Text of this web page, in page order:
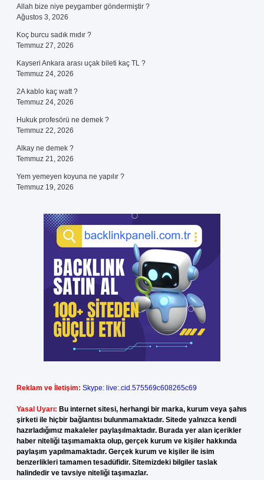
Allah bize niye peygamber göndermiştir ?
Ağustos 3, 2026
Koç burcu sadık mıdır ?
Temmuz 27, 2026
Kayseri Ankara arası uçak bileti kaç TL ?
Temmuz 24, 2026
2A kablo kaç watt ?
Temmuz 24, 2026
Hukuk profesörü ne demek ?
Temmuz 22, 2026
Alkay ne demek ?
Temmuz 21, 2026
Yem yemeyen koyuna ne yapılır ?
Temmuz 19, 2026
Reklam ve İletişim: Skype: live:.cid.575569c608265c69
Yasal Uyarı: Bu internet sitesi, herhangi bir marka, kurum veya şahıs
şirketi ile hiçbir bağlantısı bulunmamaktadır. Sitede yalnızca kendi
hazırladığımız makaleler paylaşılmaktadır. Burada yer alan içerikler
haber niteliği taşımamakta olup, gerçek kurum ve kişiler hakkında
paylaşım yapılmamaktadır. Gerçek kurum ve kişiler ile isim
benzerlikleri tamamen tesadüfidir. Sitemizdeki bilgiler taslak
halindedir ve tavsiye niteliği taşımazlar.